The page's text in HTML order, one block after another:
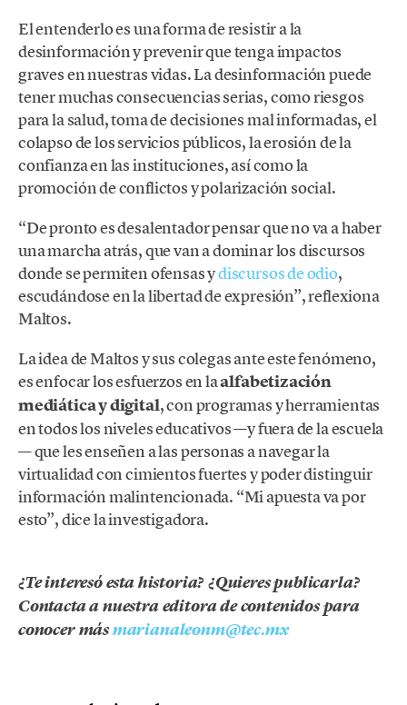
El entenderlo es una forma de resistir a la
desinformación y prevenir que tenga impactos
graves en nuestras vidas. La desinformación puede
tener muchas consecuencias serias, como riesgos
para la salud, toma de decisiones mal informadas, el
colapso de los servicios públicos, la erosión de la
confianza en las instituciones, así como la
promoción de conflictos y polarización social.
“De pronto es desalentador pensar que no va a haber
una marcha atrás, que van a dominar los discursos
donde se permiten ofensas ydiscursos de odio,
escudándose en la libertad de expresión”, reflexiona
Maltos.
La idea de Maltos y sus colegas ante este fenómeno,
es enfocar los esfuerzos en laalfabetización
mediática y digital, con programas y herramientas
en todos los niveles educativos —y fuera de la escuela
— que les enseñen a las personas a navegar la
virtualidad con cimientos fuertes y poder distinguir
información malintencionada. “Mi apuesta va por
esto”, dice la investigadora.
¿Te interesó esta historia? ¿Quieres publicarla?
Contacta a nuestra editora de contenidos para
conocer másmarianaleonm@tec.mx